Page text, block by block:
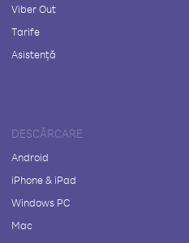
Viber Out
Tarife
Asistență
DESCĂRCARE
Android
iPhone & iPad
Windows PC
Mac